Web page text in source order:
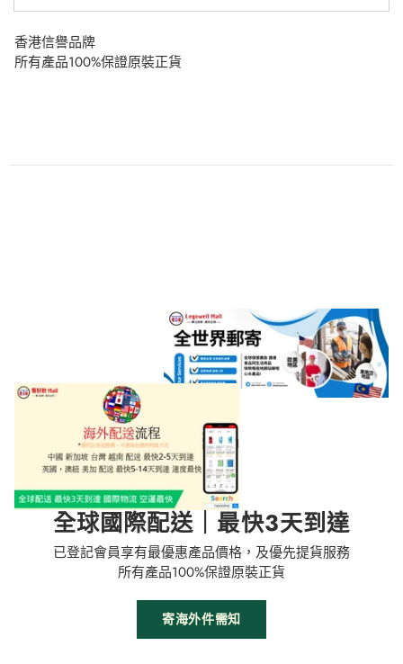
香港信譽品牌
所有產品100%保證原裝正貨
全球國際配送｜最快3天到達
已登記會員享有最優惠產品價格，及優先提貨服務
所有產品100%保證原裝正貨
寄海外件需知